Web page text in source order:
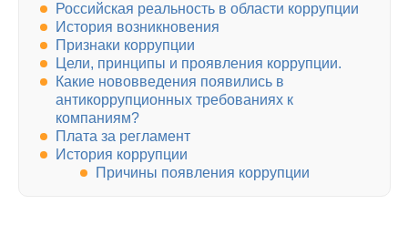
Российская реальность в области коррупции
История возникновения
Признаки коррупции
Цели, принципы и проявления коррупции.
Какие нововведения появились в
антикоррупционных требованиях к
компаниям?
Плата за регламент
История коррупции
Причины появления коррупции